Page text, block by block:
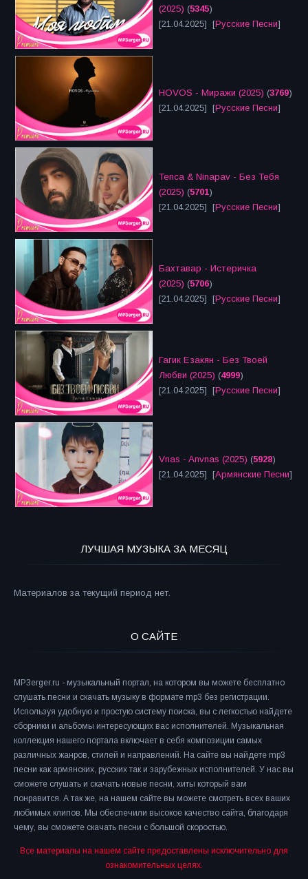
(2025) (5345)
[21.04.2025] [Русские Песни]
HOVOS - Миражи (2025) (3769)
[21.04.2025] [Русские Песни]
Tenca & Ninapav - Без Тебя
(2025) (5701)
[21.04.2025] [Русские Песни]
Бахтавар - Истеричка
(2025) (5706)
[21.04.2025] [Русские Песни]
Гагик Езакян - Без Твоей
Любви (2025) (4999)
[21.04.2025] [Русские Песни]
Vnas - Anvnas (2025) (5928)
[21.04.2025] [Армянские Песни]
ЛУЧШАЯ МУЗЫКА ЗА МЕСЯЦ
Материалов за текущий период нет.
О САЙТЕ
MP3erger.ru - музыкальный портал, на котором вы можете бесплатно
слушать песни и скачать музыку в формате mp3 без регистрации.
Используя удобную и простую систему поиска, вы с легкостью найдете
сборники и альбомы интересующих вас исполнителей. Музыкальная
коллекция нашего портала включает в себя композиции самых
различных жанров, стилей и направлений. На сайте вы найдете mp3
песни как армянских, русских так и зарубежных исполнителей. У нас вы
сможете слушать и скачать новые песни, хиты который вам
понравится. А так же, на нашем сайте вы можете смотреть всех ваших
любимых клипов. Мы обеспечили высокое качество сайта, благодаря
чему, вы сможете скачать песни с большой скоростью.
Все материалы на нашем сайте предоставлены исключительно для
ознакомительных целях.